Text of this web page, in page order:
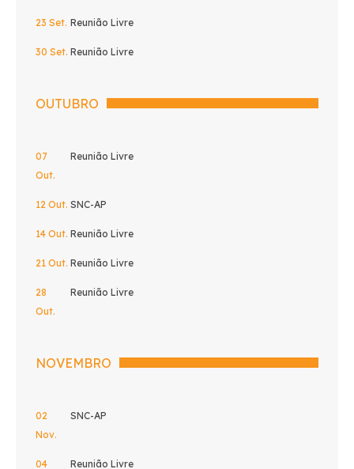
23 Set. Reunião Livre
30 Set. Reunião Livre
OUTUBRO
07
Out.
Reunião Livre
12 Out. SNC-AP
14 Out. Reunião Livre
21 Out. Reunião Livre
28
Out.
Reunião Livre
NOVEMBRO
02
Nov.
SNC-AP
04 Reunião Livre